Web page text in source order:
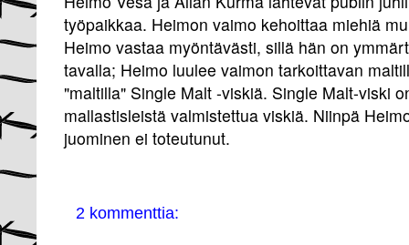
työpaikkaa. Heimon vaimo kehoittaa miehiä
Heimo vastaa myöntävästi, sillä hän on
tavalla; Heimo luulee vaimon tarkoittavan
"maltilla" Single Malt -viskiä. Single Malt-viski
mallastisleistä valmistettua viskiä. Niinpä
juominen ei toteutunut.
2 kommenttia: